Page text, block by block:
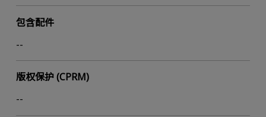
包含配件
--
版权保护 (CPRM)
--